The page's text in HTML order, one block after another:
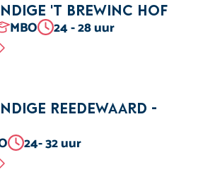
'T Brewinc Hof
MBOAantal uur
24 - 28 uur
Reedewaard -
Aantal uur
24- 32 uur